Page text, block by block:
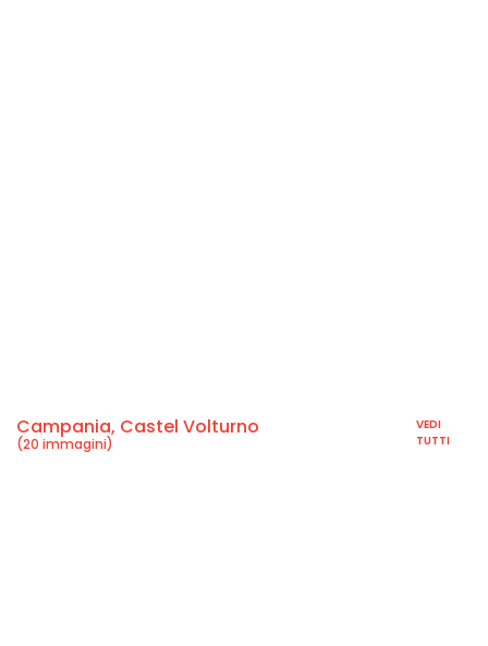
Campania, Castel Volturno
(20 immagini)
VEDI
TUTTI